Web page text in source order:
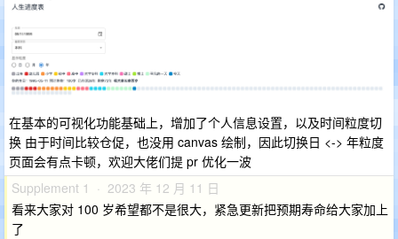
在基本的可视化功能基础上，增加了个人信息设置，以及时间粒度切
换 由于时间比较仓促，也没用 canvas 绘制，因此切换日 <-> 年粒度
页面会有点卡顿，欢迎大佬们提 pr 优化一波
Supplement 1 · 2023 年 12 月 11 日
看来大家对 100 岁希望都不是很大，紧急更新把预期寿命给大家加上
了